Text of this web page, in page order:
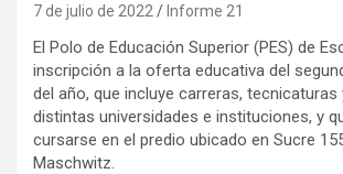
7 de julio de 2022 Informe 21
El Polo de Educación Superior (PES) de
inscripción a la oferta educativa del
del año, que incluye carreras,
distintas universidades e instituciones, y
cursarse en el predio ubicado en Sucre
Maschwitz.